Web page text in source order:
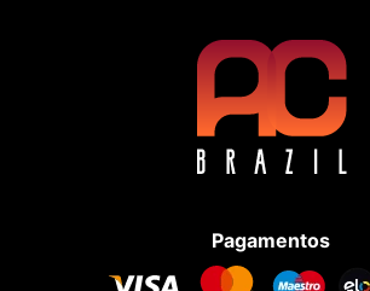
Pagamentos